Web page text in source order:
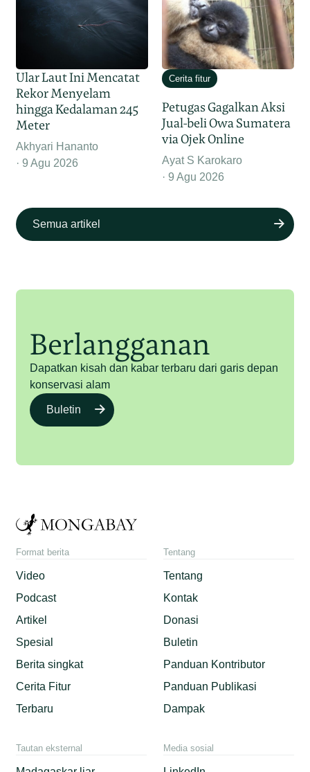
Ular Laut Ini Mencatat
Rekor Menyelam
hingga Kedalaman 245
Meter
Akhyari Hananto
9 Agu 2026
Cerita fitur
Petugas Gagalkan Aksi
Jual-beli Owa Sumatera
via Ojek Online
Ayat S Karokaro
9 Agu 2026
Semua artikel
Berlangganan
Dapatkan kisah dan kabar terbaru dari garis depan
konservasi alam
Buletin
Format berita
Video
Podcast
Artikel
Spesial
Berita singkat
Cerita Fitur
Terbaru
Tentang
Tentang
Kontak
Donasi
Buletin
Panduan Kontributor
Panduan Publikasi
Dampak
Tautan eksternal Media sosial